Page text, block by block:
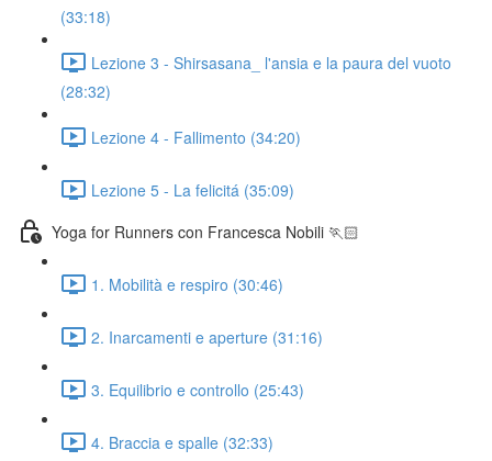
(33:18)
Lezione 3 - Shirsasana_ l'ansia e la paura del vuoto
(28:32)
Lezione 4 - Fallimento (34:20)
Lezione 5 - La felicitá (35:09)
Yoga for Runners con Francesca Nobili 🏃🏻
1. Mobilità e respiro (30:46)
2. Inarcamenti e aperture (31:16)
3. Equilibrio e controllo (25:43)
4. Braccia e spalle (32:33)